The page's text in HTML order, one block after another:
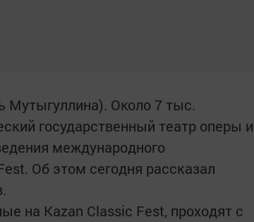
Мутыгуллина). Около 7 тыс.
государственный театр оперы и
международного
Об этом сегодня рассказал
на Kazan Classic Fest, проходят с